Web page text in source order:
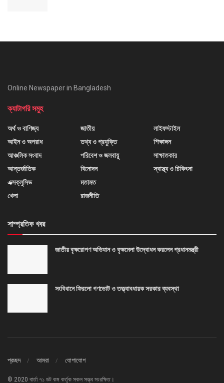
Online Newspaper in Bangladesh
ক্যাটাগরি সমুহ
অর্থ ও বাণিজ্য
আইন ও অপরাধ
আঞ্চলিক সংবাদ
আন্তর্জাতিক
এক্সক্লুসিভ
খেলা
জাতীয়
তথ্য ও প্রযুক্তি
পরিবেশ ও জলবায়ু
বিনোদন
মতামত
রাজনীতি
লাইফস্টাইল
শিক্ষাঙ্গন
সাক্ষাতকার
স্বাস্থ্য ও চিকিৎসা
সাম্প্রতিক খবর
জাতীয় বৃক্ষরোপণ অভিযান ও বৃক্ষমেলা উদ্বোধন করলেন প্রধানমন্ত্রী
সংবিধানে ফিরলো গণভোট ও তত্ত্বাবধায়ক সরকার ব্যবস্থা
প্রচ্ছদ আমরা যোগাযোগ
© 2020 বার্তা ৭১ ডট কম কর্তৃক সকল সত্ত্ব সংরক্ষিত।